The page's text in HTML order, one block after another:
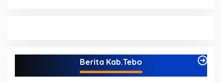
Berita Kab.Tebo